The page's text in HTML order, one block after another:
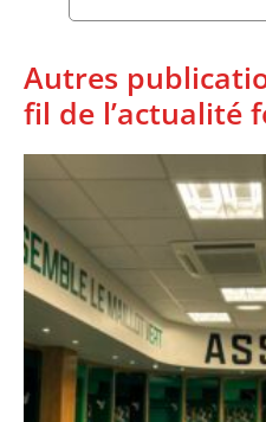
Autres
fil de l’actualité